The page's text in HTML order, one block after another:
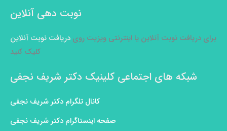
نوبت دهی آنلاین
برای دریافت نوبت آنلاین یا اینترنتی ویزیت روی دریافت نوبت آنلاین
کلیک کنید
شبکه های اجتماعی کلینیک دکتر شریف نجفی
کانال تلگرام دکتر شریف نجفی
صفحه اینستاگرام دکتر شریف نجفی